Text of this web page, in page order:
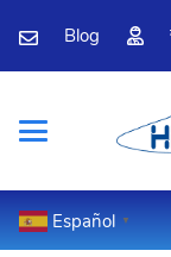
Blog
Español ▼